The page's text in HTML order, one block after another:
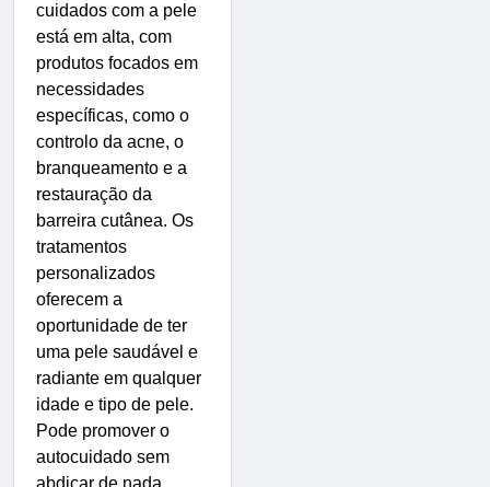
cuidados com a pele
está em alta, com
produtos focados em
necessidades
específicas, como o
controlo da acne, o
branqueamento e a
restauração da
barreira cutânea. Os
tratamentos
personalizados
oferecem a
oportunidade de ter
uma pele saudável e
radiante em qualquer
idade e tipo de pele.
Pode promover o
autocuidado sem